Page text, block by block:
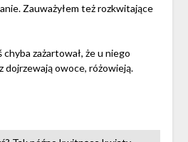
Zauważyłem też rozkwitające
zażartował, że u niego
dojrzewają owoce, różowieją.